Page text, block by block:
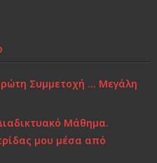
είναι το μόνο
από το σπίτι
Συμμετοχή … Μεγάλη
Μάθημα.
μου μέσα από